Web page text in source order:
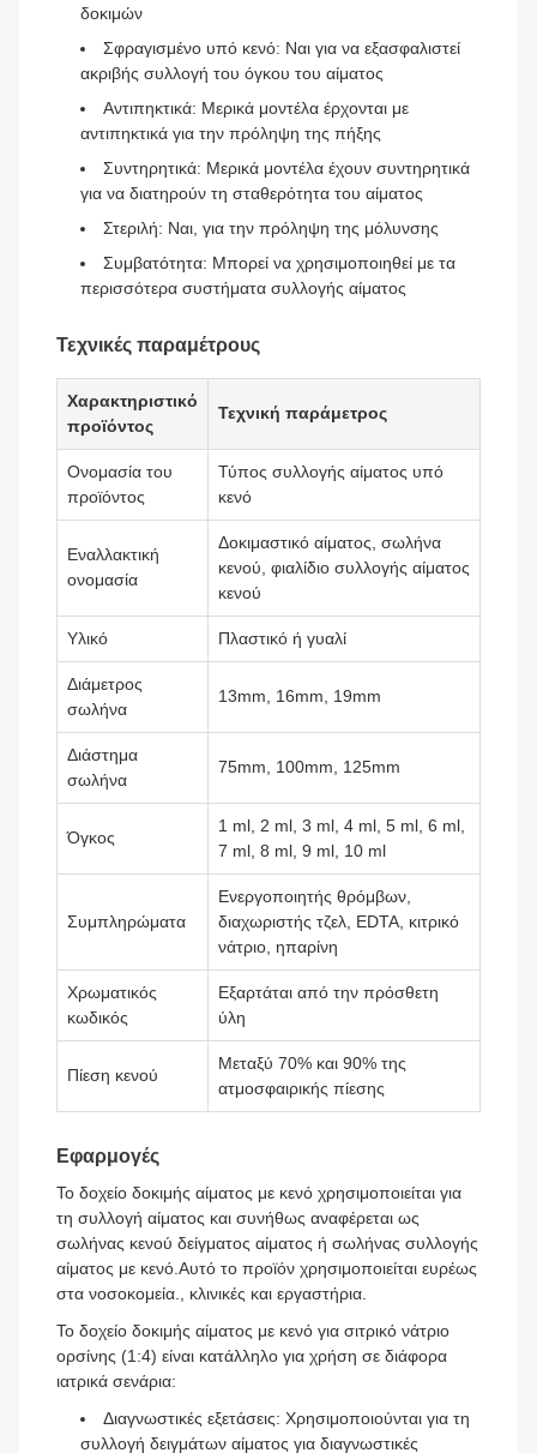
δοκιμών
Σφραγισμένο υπό κενό: Ναι για να εξασφαλιστεί
ακριβής συλλογή του όγκου του αίματος
Αντιπηκτικά: Μερικά μοντέλα έρχονται με
αντιπηκτικά για την πρόληψη της πήξης
Συντηρητικά: Μερικά μοντέλα έχουν συντηρητικά
για να διατηρούν τη σταθερότητα του αίματος
Στεριλή: Ναι, για την πρόληψη της μόλυνσης
Συμβατότητα: Μπορεί να χρησιμοποιηθεί με τα
περισσότερα συστήματα συλλογής αίματος
Τεχνικές παραμέτρους
Χαρακτηριστικό
προϊόντος
Τεχνική παράμετρος
Ονομασία του
προϊόντος
Τύπος συλλογής αίματος υπό
κενό
Εναλλακτική
ονομασία
Δοκιμαστικό αίματος, σωλήνα
κενού, φιαλίδιο συλλογής αίματος
κενού
Υλικό Πλαστικό ή γυαλί
Διάμετρος
σωλήνα
13mm, 16mm, 19mm
Διάστημα
σωλήνα
75mm, 100mm, 125mm
Όγκος
1 ml, 2 ml, 3 ml, 4 ml, 5 ml, 6 ml,
7 ml, 8 ml, 9 ml, 10 ml
Συμπληρώματα
Ενεργοποιητής θρόμβων,
διαχωριστής τζελ, EDTA, κιτρικό
νάτριο, ηπαρίνη
Χρωματικός
κωδικός
Εξαρτάται από την πρόσθετη
ύλη
Πίεση κενού
Μεταξύ 70% και 90% της
ατμοσφαιρικής πίεσης
Εφαρμογές
Το δοχείο δοκιμής αίματος με κενό χρησιμοποιείται για
τη συλλογή αίματος και συνήθως αναφέρεται ως
σωλήνας κενού δείγματος αίματος ή σωλήνας συλλογής
αίματος με κενό.Αυτό το προϊόν χρησιμοποιείται ευρέως
στα νοσοκομεία., κλινικές και εργαστήρια.
Το δοχείο δοκιμής αίματος με κενό για σιτρικό νάτριο
ορσίνης (1:4) είναι κατάλληλο για χρήση σε διάφορα
ιατρικά σενάρια:
Διαγνωστικές εξετάσεις: Χρησιμοποιούνται για τη
συλλογή δειγμάτων αίματος για διαγνωστικές